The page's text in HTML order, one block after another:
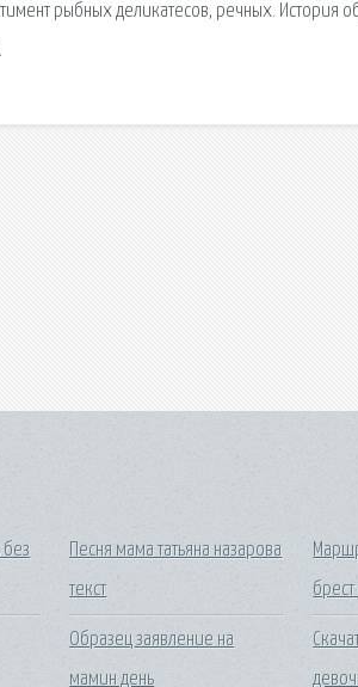
рыбных деликатесов, речных. История
без
Песня мама татьяна назарова
текст
Образец заявление на
мамин день